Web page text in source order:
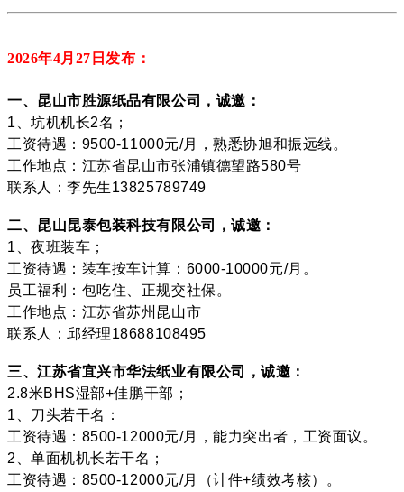
2026年4月27 日发布：
一、昆山市胜源纸品有限公司，诚邀：
1、坑机机长2名；
工资待遇：9500-11000元/月，熟悉协旭和振远线。
工作地点：江苏省昆山市张浦镇德望路580号
联系人：李先生13825789749
二、昆山昆泰包装科技有限公司，诚邀：
1、夜班装车；
工资待遇：装车按车计算：6000-10000元/月。
员工福利：包吃住、正规交社保。
工作地点：江苏省苏州昆山市
联系人：邱经理18688108495
三、江苏省宜兴市华法纸业有限公司，诚邀：
2.8米BHS湿部+佳鹏干部；
1、刀头若干名：
工资待遇：8500-12000元/月，能力突出者，工资面议。
2、单面机机长若干名；
工资待遇：8500-12000元/月（计件+绩效考核）。